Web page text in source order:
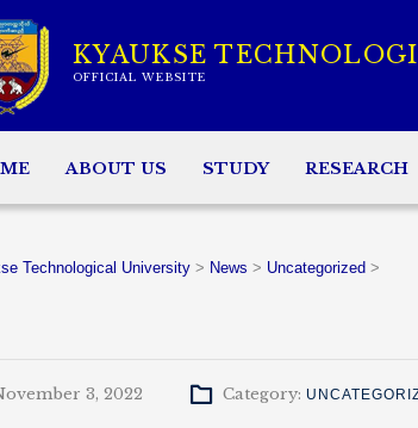
KYAUKSE
OFFICIAL WEBSITE
ABOUT US STUDY RESEARCH
Technological University > News > Uncategorized >
3, 2022 Category: